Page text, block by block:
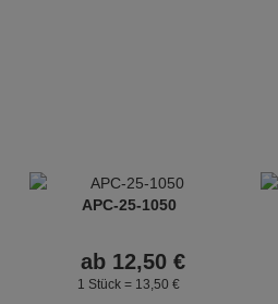
APC-25-1050
ab 12,50 €
1 Stück = 13,50 €